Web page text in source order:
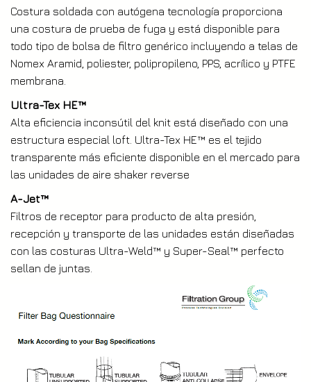
Costura soldada con autógena tecnología proporciona
una costura de prueba de fuga y está disponible para
todo tipo de bolsa de filtro genérico incluyendo a telas de
Nomex Aramid, poliester, polipropileno, PPS, acrílico y PTFE
membrana.
Ultra-Tex HE™
Alta eficiencia inconsútil del knit está diseñado con una
estructura especial loft. Ultra-Tex HE™ es el tejido
transparente más eficiente disponible en el mercado para
las unidades de aire shaker reverse
A-Jet™
Filtros de receptor para producto de alta presión,
recepción y transporte de las unidades están diseñadas
con las costuras Ultra-Weld™ y Super-Seal™ perfecto
sellan de juntas.